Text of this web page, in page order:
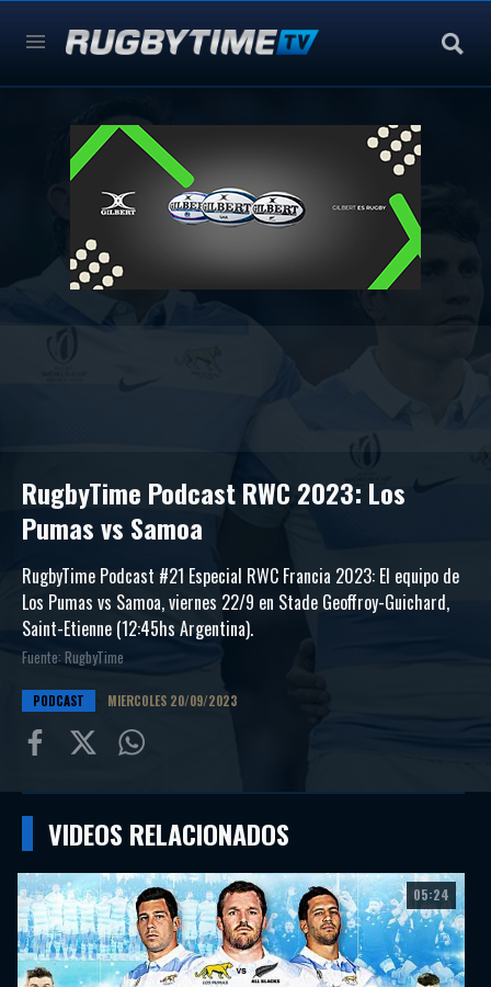
RugbyTime Podcast RWC 2023: Los
Pumas vs Samoa
RugbyTime Podcast #21 Especial RWC Francia 2023: El equipo de
Los Pumas vs Samoa, viernes 22/9 en Stade Geoffroy-Guichard,
Saint-Etienne (12:45hs Argentina).
Fuente: RugbyTime
PODCAST MIERCOLES 20/09/2023
FacebookTwitterWathsapp
VIDEOS RELACIONADOS
05:24